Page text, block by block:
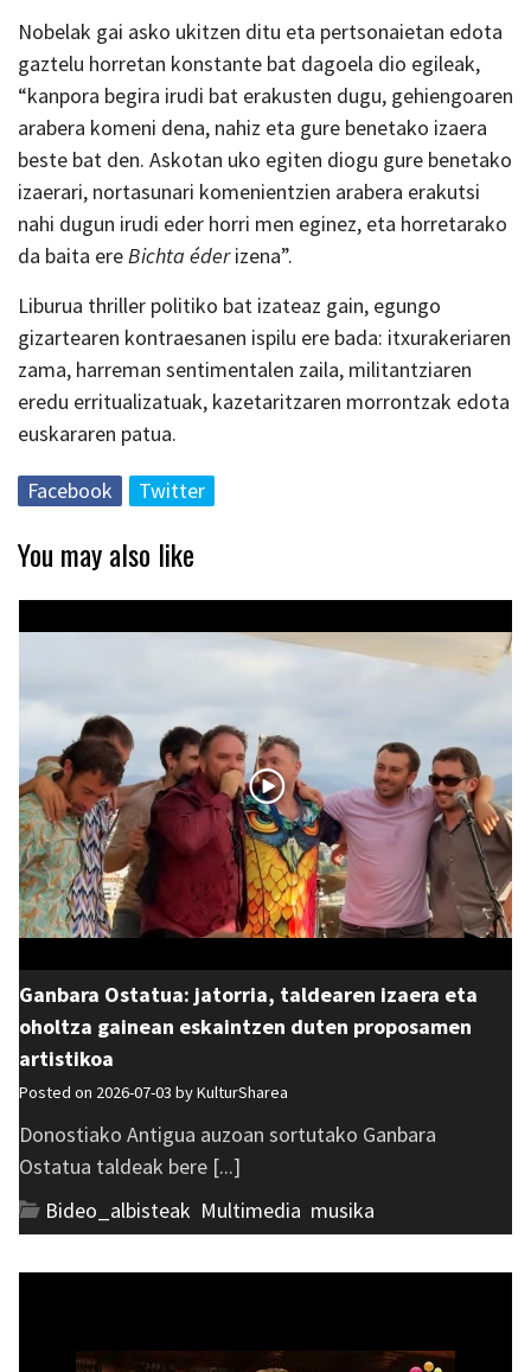
Nobelak gai asko ukitzen ditu eta pertsonaietan edota
gaztelu horretan konstante bat dagoela dio egileak,
“kanpora begira irudi bat erakusten dugu, gehiengoaren
arabera komeni dena, nahiz eta gure benetako izaera
beste bat den. Askotan uko egiten diogu gure benetako
izaerari, nortasunari komenientzien arabera erakutsi
nahi dugun irudi eder horri men eginez, eta horretarako
da baita ereBichta éderizena”.
Liburua thriller politiko bat izateaz gain, egungo
gizartearen kontraesanen ispilu ere bada: itxurakeriaren
zama, harreman sentimentalen zaila, militantziaren
eredu erritualizatuak, kazetaritzaren morrontzak edota
euskararen patua.
Facebook Twitter
You may also like
Ganbara Ostatua: jatorria, taldearen izaera eta
oholtza gainean eskaintzen duten proposamen
artistikoa
Posted on 2026-07-03 byKulturSharea
Donostiako Antigua auzoan sortutako Ganbara
Ostatua taldeak bere [...]
Bideo_albisteak Multimedia musika